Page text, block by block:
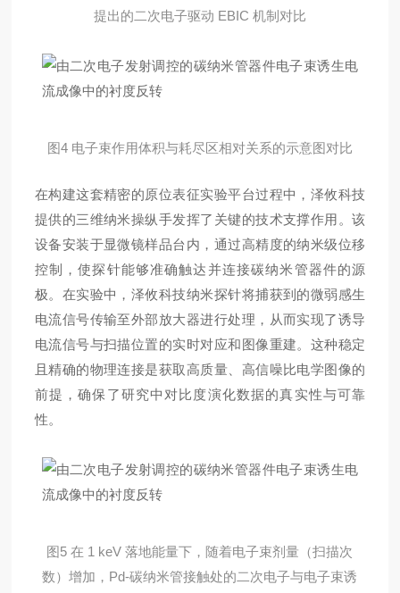
提出的二次电子驱动 EBIC 机制对比
图4 电子束作用体积与耗尽区相对关系的示意图对比
在构建这套精密的原位表征实验平台过程中，泽攸科技
提供的三维纳米操纵手发挥了关键的技术支撑作用。该
设备安装于显微镜样品台内，通过高精度的纳米级位移
控制，使探针能够准确触达并连接碳纳米管器件的源
极。在实验中， 泽攸科技纳米探针将捕获到的微弱感生
电流信号传输至外部放大器进行处理，从而实现了诱导
电流信号与扫描位置的实时对应和图像重建。这种稳定
且精确的物理连接是获取高质量、高信噪比电学图像的
前提，确保了研究中对比度演化数据的真实性与可靠
性。
图5 在 1 keV 落地能量下，随着电子束剂量（扫描次
数）增加，Pd‑碳纳米管接触处的二次电子与电子束诱